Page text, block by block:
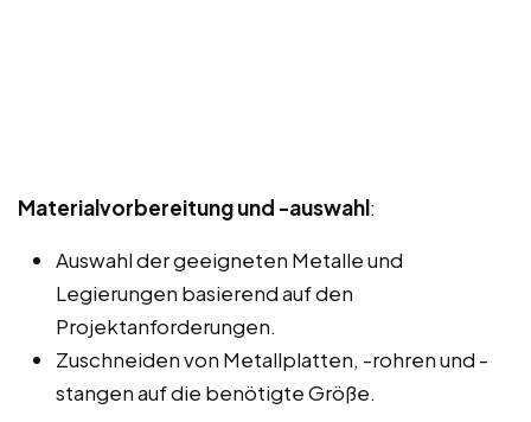
Materialvorbereitung und -auswahl:
Auswahl der geeigneten Metalle und
Legierungen basierend auf den
Projektanforderungen.
Zuschneiden von Metallplatten, -rohren und -
stangen auf die benötigte Größe.